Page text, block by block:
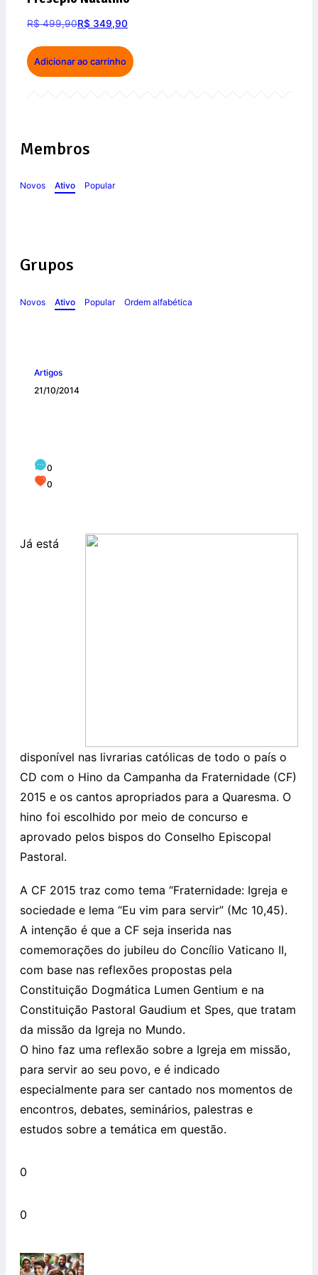
R$499,90R$ 349,90
Adicionar ao carrinho
Membros
Novos Ativo Popular
Grupos
Novos Ativo Popular Ordem alfabética
Artigos
21/10/2014
0
0
Já está
disponível nas livrarias católicas de todo o país o
CD com o Hino da Campanha da Fraternidade (CF)
2015 e os cantos apropriados para a Quaresma. O
hino foi escolhido por meio de concurso e
aprovado pelos bispos do Conselho Episcopal
Pastoral.
A CF 2015 traz como tema “Fraternidade: Igreja e
sociedade e lema “Eu vim para servir” (Mc 10,45).
A intenção é que a CF seja inserida nas
comemorações do jubileu do Concílio Vaticano II,
com base nas reflexões propostas pela
Constituição Dogmática Lumen Gentium e na
Constituição Pastoral Gaudium et Spes, que tratam
da missão da Igreja no Mundo.
O hino faz uma reflexão sobre a Igreja em missão,
para servir ao seu povo, e é indicado
especialmente para ser cantado nos momentos de
encontros, debates, seminários, palestras e
estudos sobre a temática em questão.
0
0